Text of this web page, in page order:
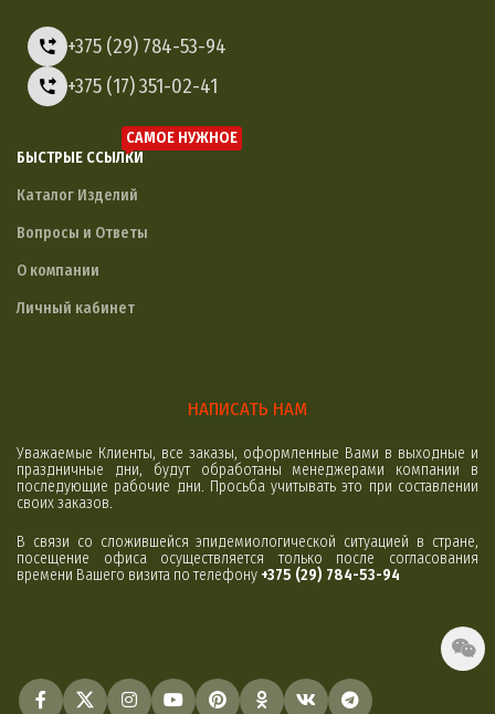
+375 (29) 784-53-94
+375 (17) 351-02-41
БЫСТРЫЕ ССЫЛКИ
САМОЕ НУЖНОЕ
Каталог Изделий
Вопросы и Ответы
О компании
Личный кабинет
НАПИСАТЬ НАМ
Уважаемые Клиенты, все заказы, оформленные Вами в выходные и
праздничные дни, будут обработаны менеджерами компании в
последующие рабочие дни. Просьба учитывать это при составлении
своих заказов.
В связи со сложившейся эпидемиологической ситуацией в стране,
посещение офиса осуществляется только после согласования
времени Вашего визита по телефону +375 (29) 784-53-94